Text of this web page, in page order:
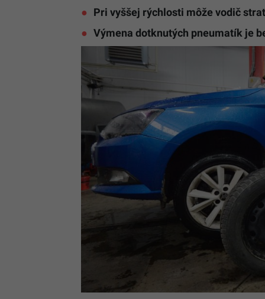
Pri vyššej rýchlosti môže vodič
Výmena dotknutých pneumatík je